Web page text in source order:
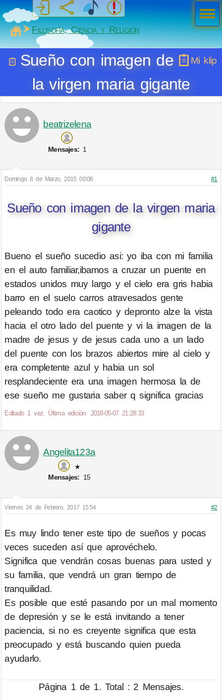
MiSabueso
Filosofía, Ciencia y Religión
Mi klip
Sueño con imagen de
la virgen maria gigante
beatrizelena
Mensajes: 1
Domingo 8 de Marzo, 2015 00:08 #1
Sueño con imagen de la virgen maria
gigante
Bueno el sueño sucedio asi: yo iba con mi familia
en el auto familiar,ibamos a cruzar un puente en
estados unidos muy largo y el cielo era gris habia
barro en el suelo carros atravesados gente
peleando todo era caotico y depronto alze la vista
hacia el otro lado del puente y vi la imagen de la
madre de jesus y de jesus cada uno a un lado
del puente con los brazos abiertos mire al cielo y
era completente azul y habia un sol
resplandeciente era una imagen hermosa la de
ese sueño me gustaria saber q significa gracias
Editado 1 vez. Última edición: 2018-05-07 21:28:33
Angelita123a
★
Mensajes: 15
Viernes 24 de Febrero, 2017 15:54 #2
Es muy lindo tener este tipo de sueños y pocas
veces suceden así que aprovéchelo.
Significa que vendrán cosas buenas para usted y
su familia, que vendrá un gran tiempo de
tranquilidad.
Es posible que esté pasando por un mal momento
de depresión y se le está invitando a tener
paciencia, si no es creyente significa que esta
preocupado y está buscando quien pueda
ayudarlo.
Página 1 de 1. Total : 2 Mensajes.
Men
ú